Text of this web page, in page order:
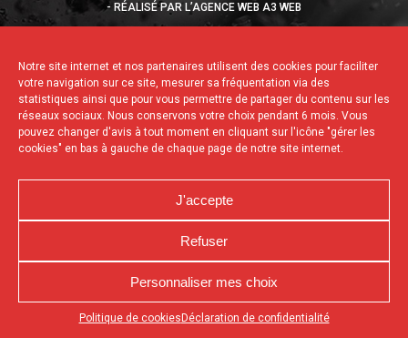
Notre site internet et nos partenaires utilisent des cookies pour faciliter
votre navigation sur ce site, mesurer sa fréquentation via des
statistiques ainsi que pour vous permettre de partager du contenu sur les
réseaux sociaux. Nous conservons votre choix pendant 6 mois. Vous
pouvez changer d'avis à tout moment en cliquant sur l'icône "gérer les
cookies" en bas à gauche de chaque page de notre site internet.
J'accepte
Refuser
Personnaliser mes choix
Politique de cookies Déclaration de confidentialité
Appuyez sur le bouton partager en bas de votre
RÉALISÉ PAR L’AGENCE WEB A3 WEB